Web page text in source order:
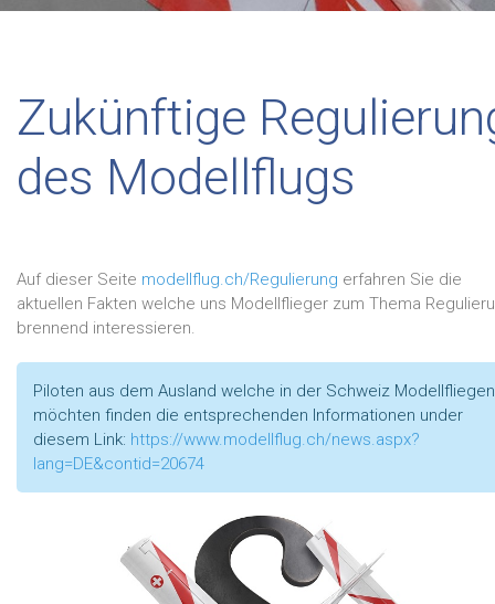
Zukünftige
des Modellflugs
Auf dieser Seite modellflug.ch/Regulierung erfahren Sie die
aktuellen Fakten welche uns Modellflieger zum Thema
brennend interessieren.
Piloten aus dem Ausland welche in der Schweiz Modellfliegen
möchten finden die entsprechenden Informationen under
diesem Link: https://www.modellflug.ch/news.aspx?
lang=DE&contid=20674